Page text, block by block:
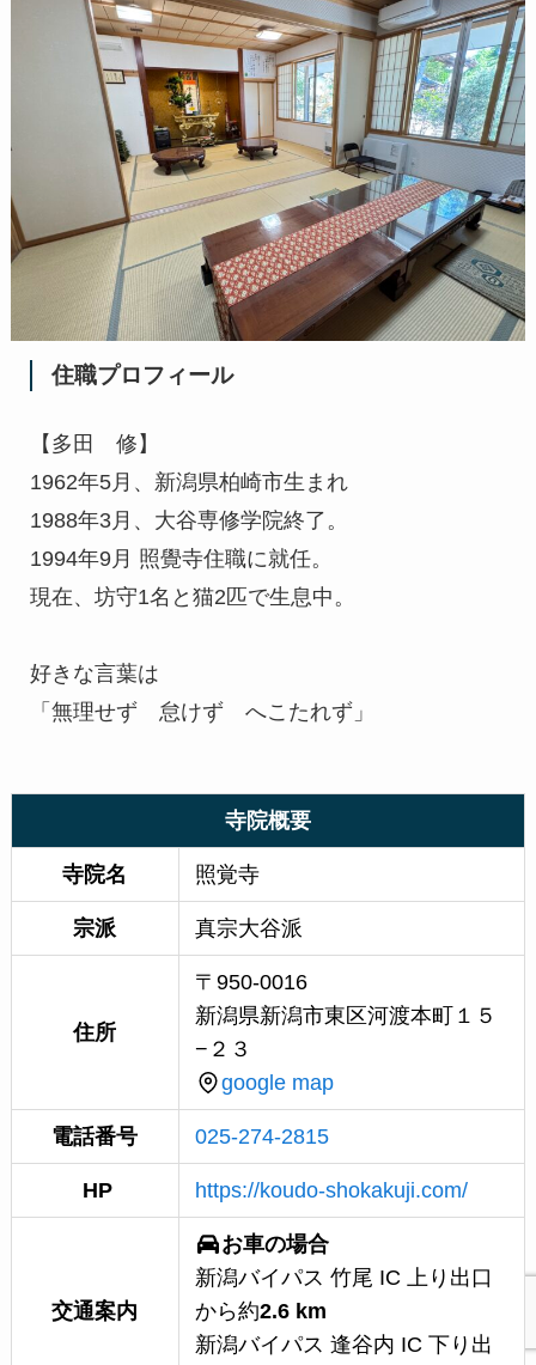
住職プロフィール
【多田 修】
1962年5月、新潟県柏崎市生まれ
1988年3月、大谷専修学院終了。
1994年9月 照覺寺住職に就任。
現在、坊守1名と猫2匹で生息中。
好きな言葉は
「無理せず 怠けず へこたれず」
寺院概要
寺院名 照覚寺
宗派 真宗大谷派
住所
〒950-0016
新潟県新潟市東区河渡本町１５
−２３
google map
電話番号 025-274-2815
HP https://koudo-shokakuji.com/
交通案内
お車の場合
新潟バイパス 竹尾 IC 上り出口
から約2.6 km
新潟バイパス 逢谷内 IC 下り出